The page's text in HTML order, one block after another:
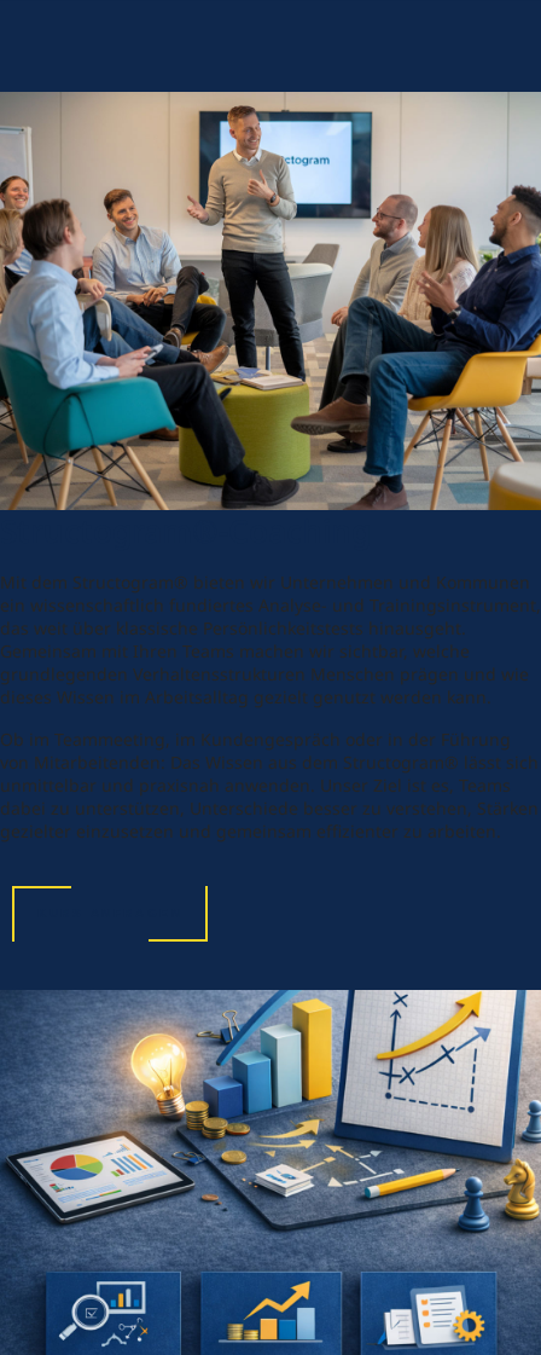
Mit dem Structogram® bieten wir Unternehmen und Kommunen
ein wissenschaftlich fundiertes Analyse- und Trainingsinstrument,
das weit über klassische Persönlichkeitstests hinausgeht.
Gemeinsam mit Ihren Teams machen wir sichtbar, welche
grundlegenden Verhaltensstrukturen Menschen prägen und wie
dieses Wissen im Arbeitsalltag gezielt genutzt werden kann.
Ob im Teammeeting, im Kundengespräch oder in der Führung
von Mitarbeitenden: Das Wissen aus dem Structogram® lässt sich
unmittelbar und praxisnah anwenden. Unser Ziel ist es, Teams
dabei zu unterstützen, Unterschiede besser zu verstehen, Stärken
gezielter einzusetzen und gemeinsam effizienter zu arbeiten.